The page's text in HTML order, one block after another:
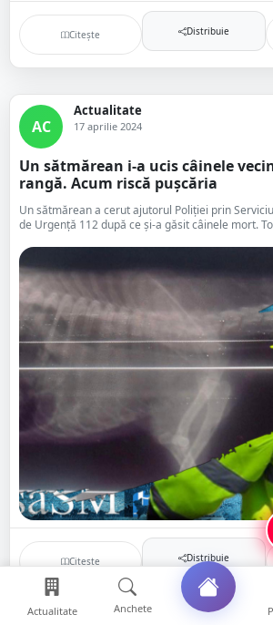
Citește Distribuie
AC
Actualitate
17 aprilie 2024
Un sătmărean i-a ucis câinele
rangă. Acum riscă pușcăria
Un sătmărean a cerut ajutorul Poliției prin
de Urgență 112 după ce și-a găsit câinele mort.
Citește Distribuie
Actualitate Anchete